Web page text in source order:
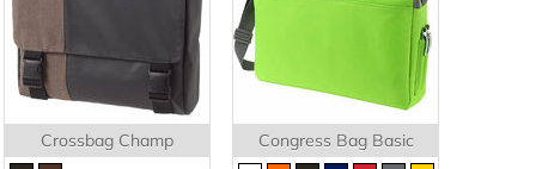
Crossbag Champ Congress Bag Basic